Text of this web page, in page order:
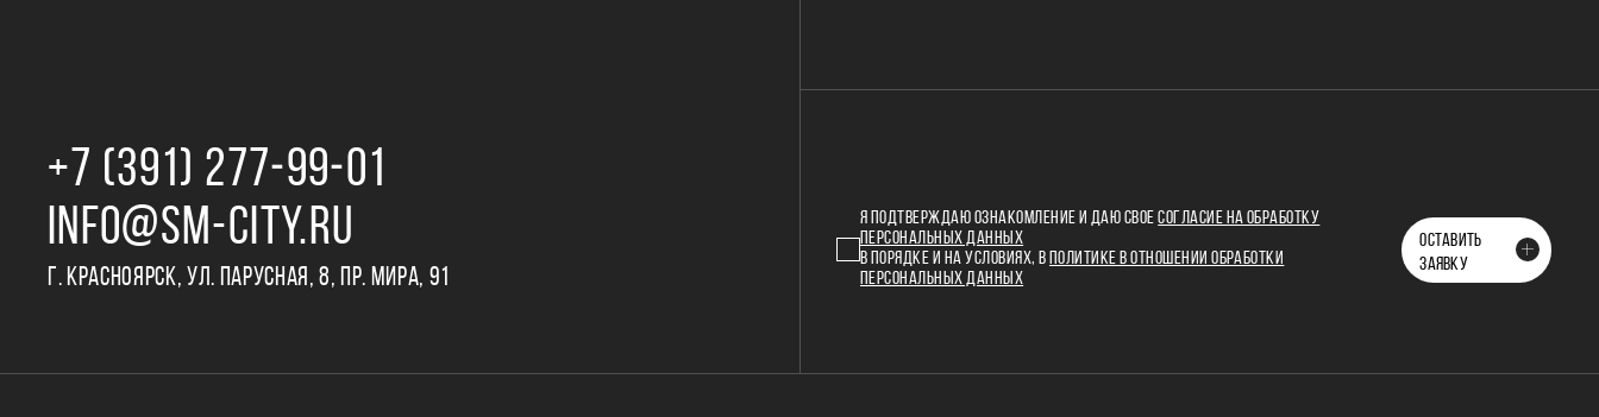
+7 (391) 277‒99‒01
INFO@SM-CITY.RU
Г. КРАСНОЯРСК, УЛ. ПАРУСНАЯ, 8, ПР. МИРА, 91
Я ПОДТВЕРЖДАЮ ОЗНАКОМЛЕНИЕ И ДАЮ СВОЕСОГЛАСИЕ НА ОБРАБОТКУ
ПЕРСОНАЛЬНЫХ ДАННЫХ
В ПОРЯДКЕ И НА УСЛОВИЯХ, В
ПОЛИТИКЕ В ОТНОШЕНИИ ОБРАБОТКИ
ПЕРСОНАЛЬНЫХ ДАННЫХ
ОСТАВИТЬ
ЗАЯВКУ